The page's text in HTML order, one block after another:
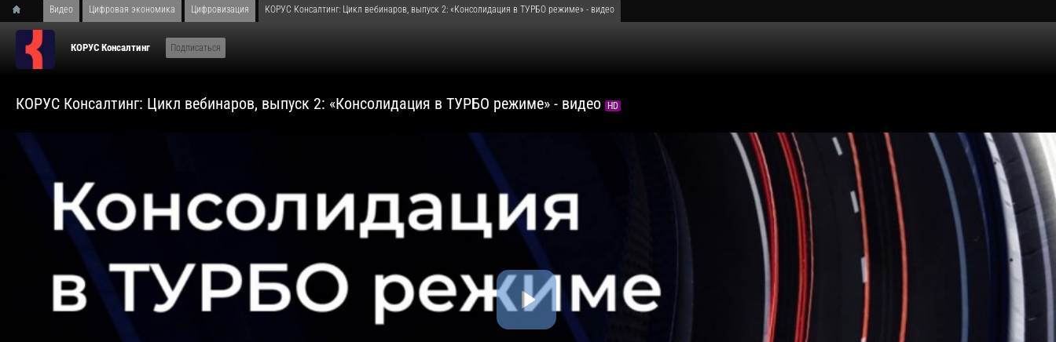
Видео Цифровая экономика Цифровизация ​КОРУС Консалтинг: Цикл вебинаров, выпуск 2: «Консолидация в ТУРБО режиме» - видео
КОРУС Консалтинг Подписаться
​КОРУС Консалтинг: Цикл вебинаров, выпуск 2: «Консолидация в ТУРБО режиме» - видео HD